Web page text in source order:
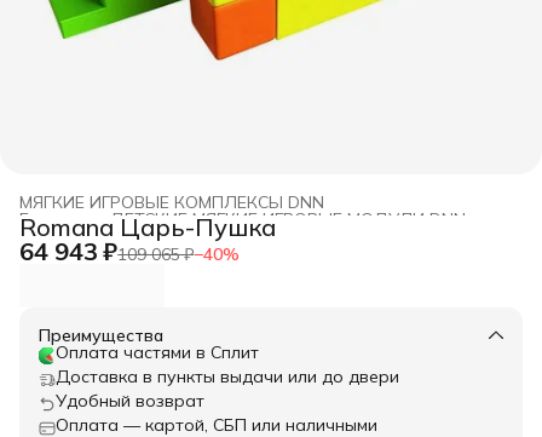
МЯГКИЕ ИГРОВЫЕ КОМПЛЕКСЫ DNN
ДЕТСКИЕ МЯГКИЕ ИГРОВЫЕ МОДУЛИ DNN
Главная ›
Romana Царь-Пушка
64 943 ₽109 065 ₽−40%
Преимущества
Оплата частями в Сплит
Доставка в пункты выдачи или до двери
Удобный возврат
Оплата — картой, СБП или наличными